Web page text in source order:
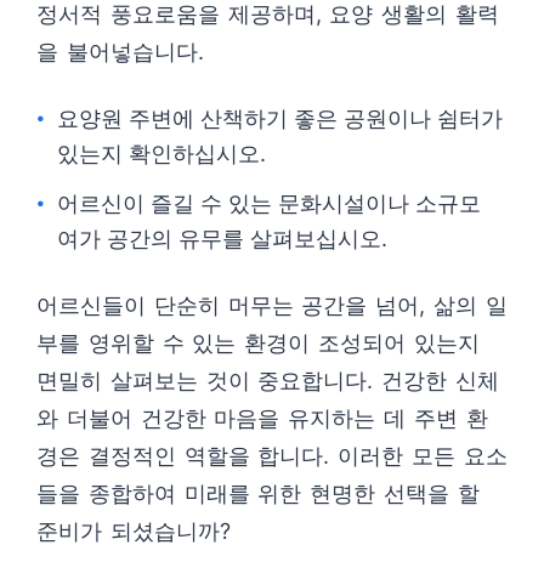
정서적 풍요로움을 제공하며, 요양 생활의 활력
을 불어넣습니다.
요양원 주변에 산책하기 좋은 공원이나 쉼터가
있는지 확인하십시오.
어르신이 즐길 수 있는 문화시설이나 소규모
여가 공간의 유무를 살펴보십시오.
어르신들이 단순히 머무는 공간을 넘어, 삶의 일
부를 영위할 수 있는 환경이 조성되어 있는지
면밀히 살펴보는 것이 중요합니다. 건강한 신체
와 더불어 건강한 마음을 유지하는 데 주변 환
경은 결정적인 역할을 합니다. 이러한 모든 요소
들을 종합하여 미래를 위한 현명한 선택을 할
준비가 되셨습니까?